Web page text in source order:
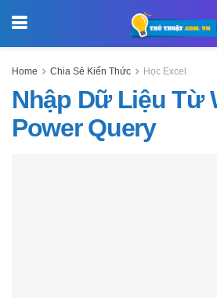
Home Chia Sẻ Kiến Thức Học Excel
Nhập Dữ Liệu Từ
Power Query